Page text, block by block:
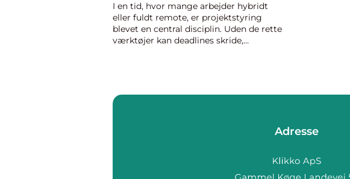
I en tid, hvor mange arbejder hybridt
eller fuldt remote, er projektstyring
blevet en central disciplin. Uden de rette
værktøjer kan deadlines skride,
Adresse